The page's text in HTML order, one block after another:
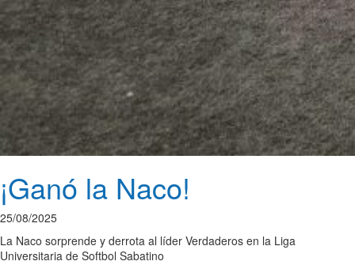
¡Ganó la Naco!
25/08/2025
La Naco sorprende y derrota al líder Verdaderos en la Liga
Universitaria de Softbol Sabatino